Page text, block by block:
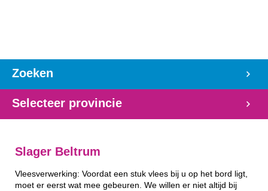
Zoeken
Selecteer provincie
Slager Beltrum
Vleesverwerking: Voordat een stuk vlees bij u op het bord ligt,
moet er eerst wat mee gebeuren. We willen er niet altijd bij